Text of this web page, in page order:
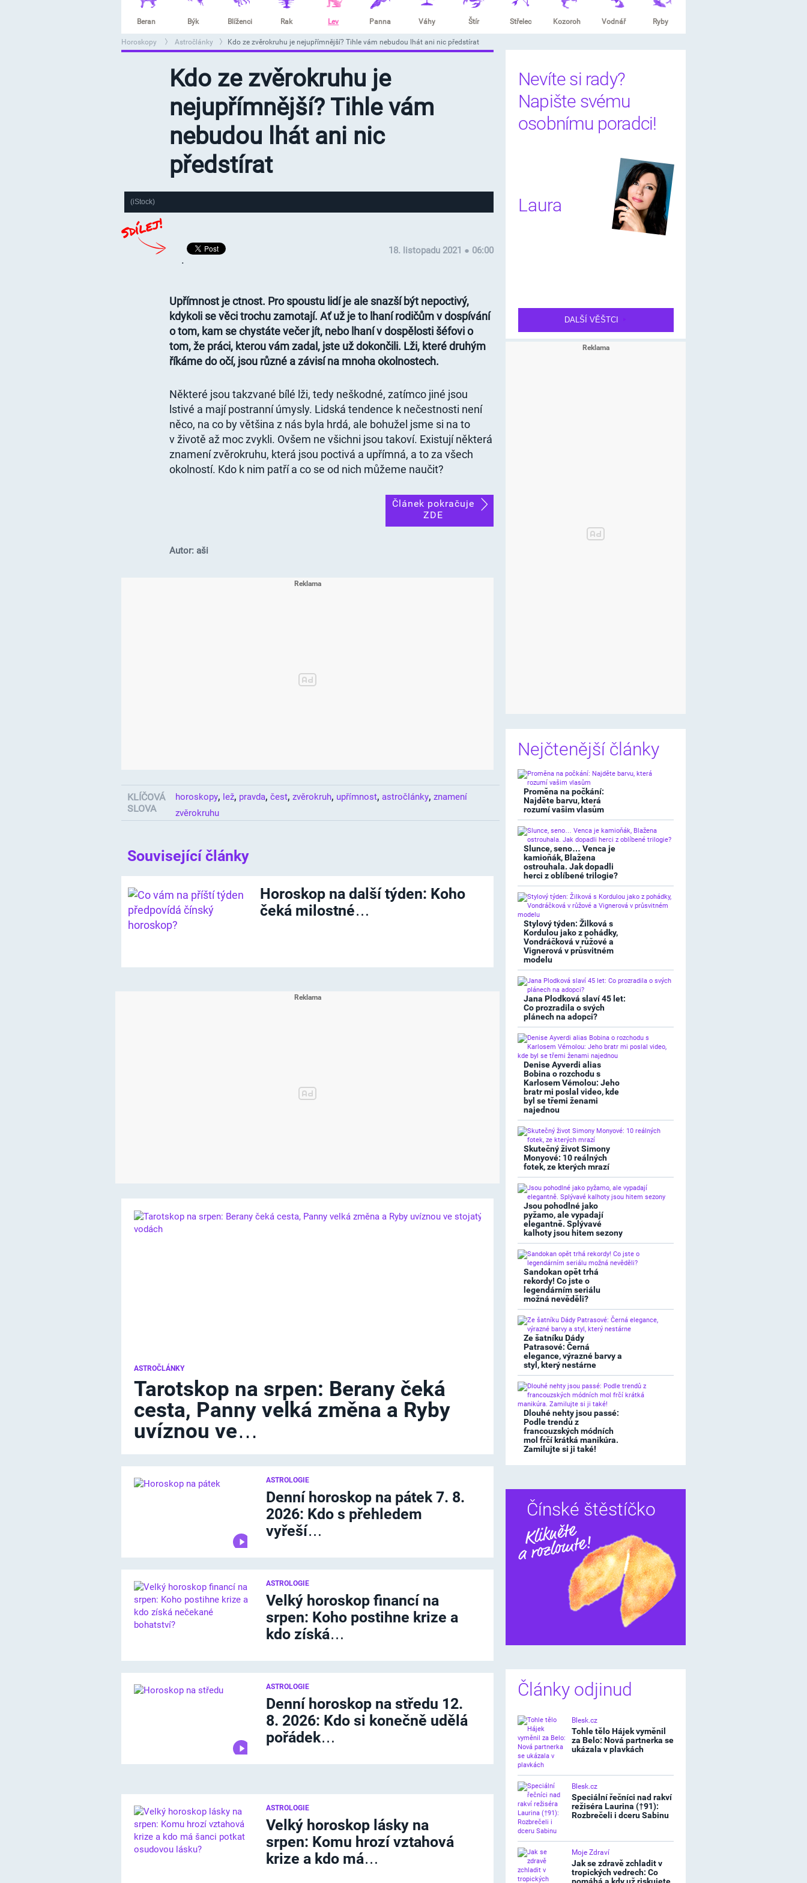
Beran Býk Blíženci Rak Lev Panna Váhy Štír Střelec Kozoroh Vodnář Ryby
Horoskopy Astročlánky Kdo ze zvěrokruhu je nejupřímnější? Tihle vám nebudou lhát ani nic předstírat
Kdo ze zvěrokruhu je
nejupřímnější? Tihle vám
nebudou lhát ani nic
předstírat
(iStock)
.
18. listopadu 2021 ● 06:00
Upřímnost je ctnost. Pro spoustu lidí je ale snazší být nepoctivý,
kdykoli se věci trochu zamotají. Ať už je to lhaní rodičům v dospívání
o tom, kam se chystáte večer jít, nebo lhaní v dospělosti šéfovi o
tom, že práci, kterou vám zadal, jste už dokončili. Lži, které druhým
říkáme do očí, jsou různé a závisí na mnoha okolnostech.
Některé jsou takzvané bílé lži, tedy neškodné, zatímco jiné jsou
lstivé a mají postranní úmysly. Lidská tendence k nečestnosti není
něco, na co by většina z nás byla hrdá, ale bohužel jsme si na to
v životě až moc zvykli. Ovšem ne všichni jsou takoví. Existují některá
znamení zvěrokruhu, která jsou poctivá a upřímná, a to za všech
okolností. Kdo k nim patří a co se od nich můžeme naučit?
Článek pokračuje
ZDE
Autor: aši
KLÍČOVÁ
SLOVA
horoskopy, lež, pravda, čest, zvěrokruh, upřímnost, astročlánky, znamení
zvěrokruhu
Související články
Horoskop na další týden: Koho
čeká milostné…
ASTROČLÁNKY
Tarotskop na srpen: Berany čeká
cesta, Panny velká změna a Ryby
uvíznou ve…
ASTROLOGIE
Denní horoskop na pátek 7. 8.
2026: Kdo s přehledem
vyřeší…
ASTROLOGIE
Velký horoskop financí na
srpen: Koho postihne krize a
kdo získá…
ASTROLOGIE
Denní horoskop na středu 12.
8. 2026: Kdo si konečně udělá
pořádek…
ASTROLOGIE
Velký horoskop lásky na
srpen: Komu hrozí vztahová
krize a kdo má…
Nevíte si rady?
Napište svému
osobnímu poradci!
Laura
DALŠÍ VĚŠTCI
Nejčtenější články
Proměna na počkání:
Najděte barvu, která
rozumí vašim vlasům
Slunce, seno… Venca je
kamioňák, Blažena
ostrouhala. Jak dopadli
herci z oblíbené trilogie?
Stylový týden: Žilková s
Kordulou jako z pohádky,
Vondráčková v růžové a
Vignerová v průsvitném
modelu
Jana Plodková slaví 45 let:
Co prozradila o svých
plánech na adopci?
Denise Ayverdi alias
Bobina o rozchodu s
Karlosem Vémolou: Jeho
bratr mi poslal video, kde
byl se třemi ženami
najednou
Skutečný život Simony
Monyové: 10 reálných
fotek, ze kterých mrazí
Jsou pohodlné jako
pyžamo, ale vypadají
elegantně. Splývavé
kalhoty jsou hitem sezony
Sandokan opět trhá
rekordy! Co jste o
legendárním seriálu
možná nevěděli?
Ze šatníku Dády
Patrasové: Černá
elegance, výrazné barvy a
styl, který nestárne
Dlouhé nehty jsou passé:
Podle trendů z
francouzských módních
mol frčí krátká manikúra.
Zamilujte si ji také!
Čínské štěstíčko
Sdílet
Články odjinud
Blesk.cz
Tohle tělo Hájek vyměnil
za Belo: Nová partnerka se
ukázala v plavkách
Blesk.cz
Speciální řečníci nad rakví
režiséra Laurina (†91):
Rozbrečeli i dceru Sabinu
Moje Zdraví
Jak se zdravě zchladit v
tropických vedrech: Co